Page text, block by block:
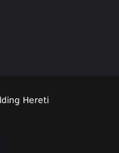
Hereti